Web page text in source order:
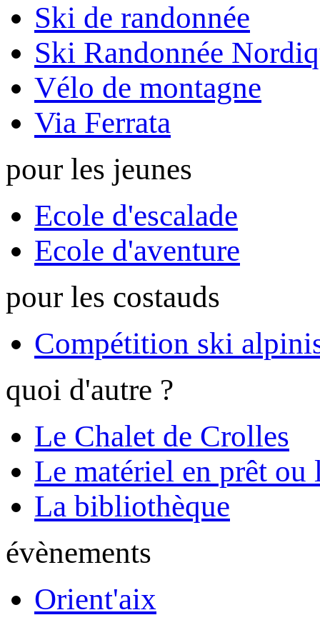
Ski de randonnée
Ski Randonnée
Vélo de montagne
Via Ferrata
pour les jeunes
Ecole d'escalade
Ecole d'aventure
pour les costauds
Compétition ski
quoi d'autre ?
Le Chalet de Crolles
Le matériel en prêt ou
La bibliothèque
évènements
Orient'aix